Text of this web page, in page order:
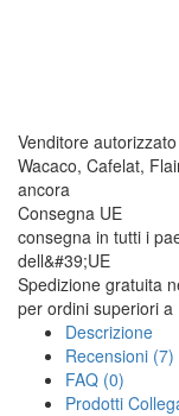
Venditore autorizzato
Wacaco, Cafelat,
ancora
Consegna UE
consegna in tutti i
dell&#39;UE
Spedizione gratuita
per ordini superiori a
Descrizione
Recensioni (7)
FAQ (0)
Prodotti